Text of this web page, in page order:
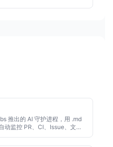
推出的 AI 守护进程，用 .md
动监控 PR、CI、Issue、文档